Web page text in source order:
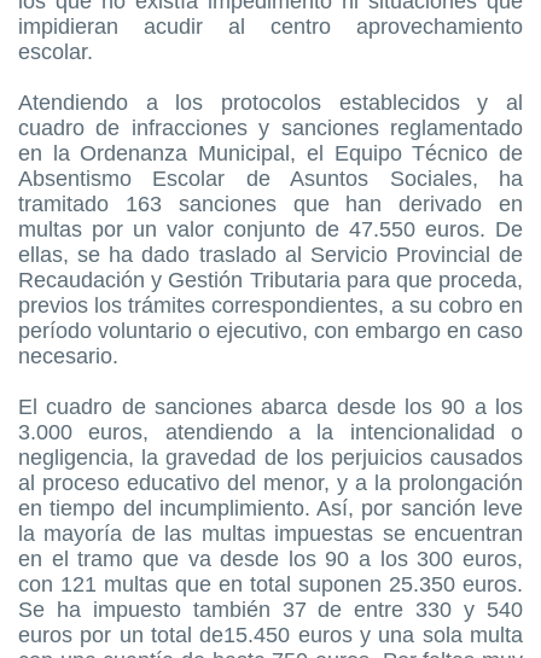
impidieran acudir al centro aprovechamiento
escolar.
Atendiendo a los protocolos establecidos y al
cuadro de infracciones y sanciones reglamentado
en la Ordenanza Municipal, el Equipo Técnico de
Absentismo Escolar de Asuntos Sociales, ha
tramitado 163 sanciones que han derivado en
multas por un valor conjunto de 47.550 euros. De
ellas, se ha dado traslado al Servicio Provincial de
Recaudación y Gestión Tributaria para que proceda,
previos los trámites correspondientes, a su cobro en
período voluntario o ejecutivo, con embargo en caso
necesario.
El cuadro de sanciones abarca desde los 90 a los
3.000 euros, atendiendo a la intencionalidad o
negligencia, la gravedad de los perjuicios causados
al proceso educativo del menor, y a la prolongación
en tiempo del incumplimiento. Así, por sanción leve
la mayoría de las multas impuestas se encuentran
en el tramo que va desde los 90 a los 300 euros,
con 121 multas que en total suponen 25.350 euros.
Se ha impuesto también 37 de entre 330 y 540
euros por un total de15.450 euros y una sola multa